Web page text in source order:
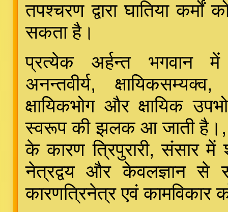
तपश्चरण द्वारा घातिया
सकता है।
प्रत्येक अर्हन्त भगवान
अनन्तवीर्य, क्षायिकसम्यक्व,
क्षायिकभोग और क्षायिक
स्वरूप की झलक आ जाती है।,
के कारण त्रिपुरारी, संसार
नेत्रद्वय और केवलज्ञान
कारणत्रिनेत्र एवं